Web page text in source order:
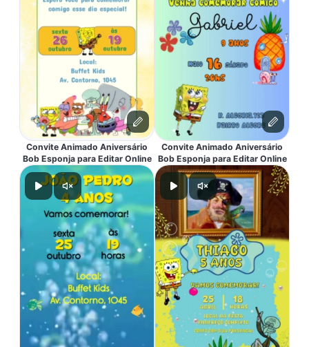
Convite Animado Aniversário
Bob Esponja para Editar Online
Convite Animado Aniversário
Bob Esponja para Editar Online